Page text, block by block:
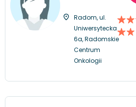
Radom, ul.
Uniwersytecka
6a, Radomskie
Centrum
Onkologii